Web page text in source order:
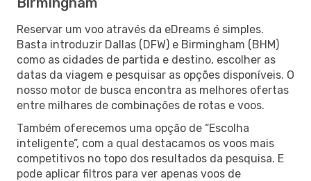
Reservar um voo através da eDreams é simples.
Basta introduzir Dallas (DFW) e Birmingham (BHM)
como as cidades de partida e destino, escolher as
datas da viagem e pesquisar as opções disponíveis. O
nosso motor de busca encontra as melhores ofertas
entre milhares de combinações de rotas e voos.
Também oferecemos uma opção de “Escolha
inteligente”, com a qual destacamos os voos mais
competitivos no topo dos resultados da pesquisa. E
pode aplicar filtros para ver apenas voos de